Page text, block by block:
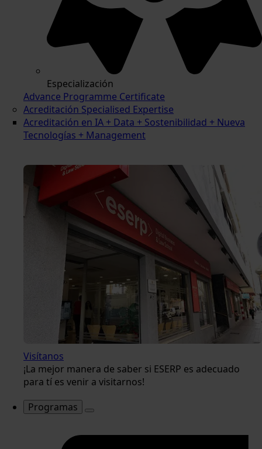
Especialización
Advance Programme Certificate
Acreditación Specialised Expertise
Acreditación en IA + Data + Sostenibilidad + Nueva
Tecnologías + Management
Visítanos
¡La mejor manera de saber si ESERP es adecuado
para tí es venir a visitarnos!
Programas